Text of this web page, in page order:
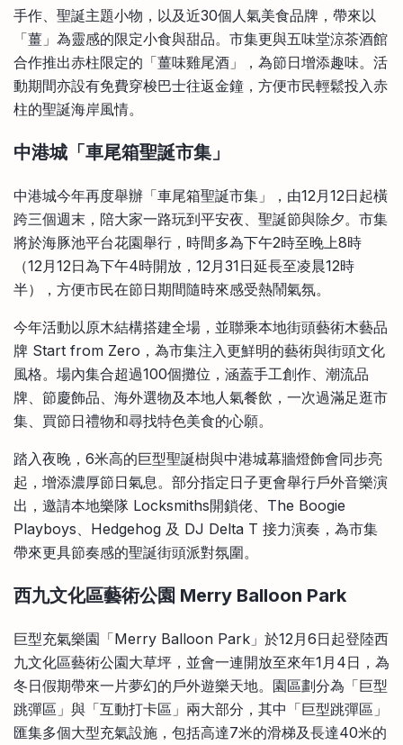
手作、聖誕主題小物，以及近30個人氣美食品牌，帶來以
「薑」為靈感的限定小食與甜品。市集更與五味堂涼茶酒館
合作推出赤柱限定的「薑味雞尾酒」，為節日增添趣味。活
動期間亦設有免費穿梭巴士往返金鐘，方便市民輕鬆投入赤
柱的聖誕海岸風情。
中港城「車尾箱聖誕市集」
中港城今年再度舉辦「車尾箱聖誕市集」，由12月12日起橫
跨三個週末，陪大家一路玩到平安夜、聖誕節與除夕。市集
將於海豚池平台花園舉行，時間多為下午2時至晚上8時
（12月12日為下午4時開放，12月31日延長至凌晨12時
半），方便市民在節日期間隨時來感受熱鬧氣氛。
今年活動以原木結構搭建全場，並聯乘本地街頭藝術木藝品
牌 Start from Zero，為市集注入更鮮明的藝術與街頭文化
風格。場內集合超過100個攤位，涵蓋手工創作、潮流品
牌、節慶飾品、海外選物及本地人氣餐飲，一次過滿足逛市
集、買節日禮物和尋找特色美食的心願。
踏入夜晚，6米高的巨型聖誕樹與中港城幕牆燈飾會同步亮
起，增添濃厚節日氣息。部分指定日子更會舉行戶外音樂演
出，邀請本地樂隊 Locksmiths開鎖佬、The Boogie
Playboys、Hedgehog 及 DJ Delta T 接力演奏，為市集
帶來更具節奏感的聖誕街頭派對氛圍。
西九文化區藝術公園 Merry Balloon Park
巨型充氣樂園「Merry Balloon Park」於12月6日起登陸西
九文化區藝術公園大草坪，並會一連開放至來年1月4日，為
冬日假期帶來一片夢幻的戶外遊樂天地。園區劃分為「巨型
跳彈區」與「互動打卡區」兩大部分，其中「巨型跳彈區」
匯集多個大型充氣設施，包括高達7米的滑梯及長達40米的